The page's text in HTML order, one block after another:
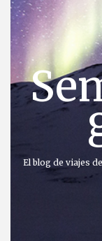
Saltar
contenido
El blog de viajes